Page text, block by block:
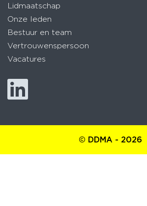
Lidmaatschap
Onze leden
Bestuur en team
Vertrouwenspersoon
Vacatures
© DDMA - 2026